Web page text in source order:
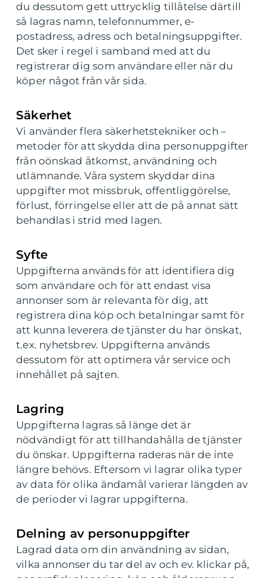
du dessutom gett uttrycklig tillåtelse därtill
så lagras namn, telefonnummer, e-
postadress, adress och betalningsuppgifter.
Det sker i regel i samband med att du
registrerar dig som användare eller när du
köper något från vår sida.
Säkerhet
Vi använder flera säkerhetstekniker och –
metoder för att skydda dina personuppgifter
från oönskad åtkomst, användning och
utlämnande. Våra system skyddar dina
uppgifter mot missbruk, offentliggörelse,
förlust, förringelse eller att de på annat sätt
behandlas i strid med lagen.
Syfte
Uppgifterna används för att identifiera dig
som användare och för att endast visa
annonser som är relevanta för dig, att
registrera dina köp och betalningar samt för
att kunna leverera de tjänster du har önskat,
t.ex. nyhetsbrev. Uppgifterna används
dessutom för att optimera vår service och
innehållet på sajten.
Lagring
Uppgifterna lagras så länge det är
nödvändigt för att tillhandahålla de tjänster
du önskar. Uppgifterna raderas när de inte
längre behövs. Eftersom vi lagrar olika typer
av data för olika ändamål varierar längden av
de perioder vi lagrar uppgifterna.
Delning av personuppgifter
Lagrad data om din användning av sidan,
vilka annonser du tar del av och ev. klickar på,